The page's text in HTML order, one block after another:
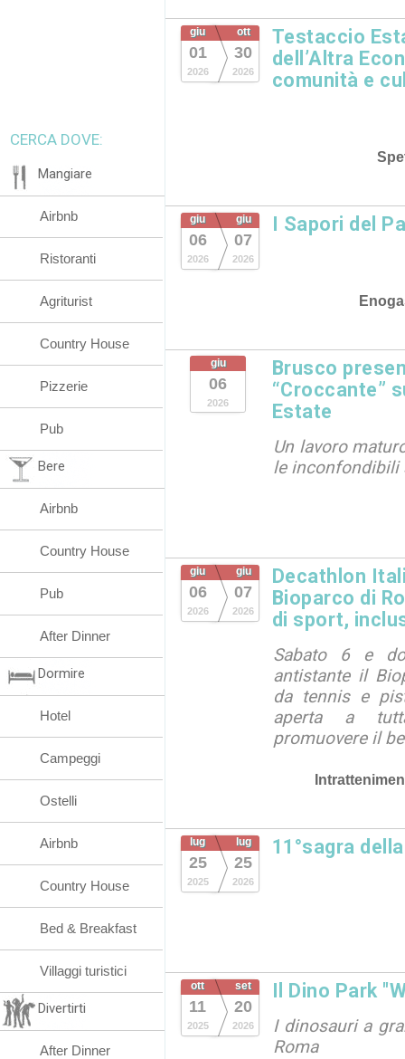
giu
01
2026
ott
30
2026
Testaccio
dell’Altra
comunità e
giu
06
2026
giu
07
2026
I Sapori del
giu
06
2026
Brusco
“Croccante”
Estate
Un lavoro
le inconfondibili
giu
06
2026
giu
07
2026
Decathlon
Bioparco di
di sport,
Sabato 6 e
antistante il
da tennis e
aperta a
promuovere il
lug
25
2025
lug
25
2026
11°sagra
ott
11
2025
set
20
2026
Il Dino Park
I dinosauri a
Roma
CERCA DOVE:
Mangiare
Airbnb
Ristoranti
Agriturist
Country House
Pizzerie
Pub
Bere
Airbnb
Country House
Pub
After Dinner
Dormire
Hotel
Campeggi
Ostelli
Airbnb
Country House
Bed & Breakfast
Villaggi turistici
Divertirti
After Dinner